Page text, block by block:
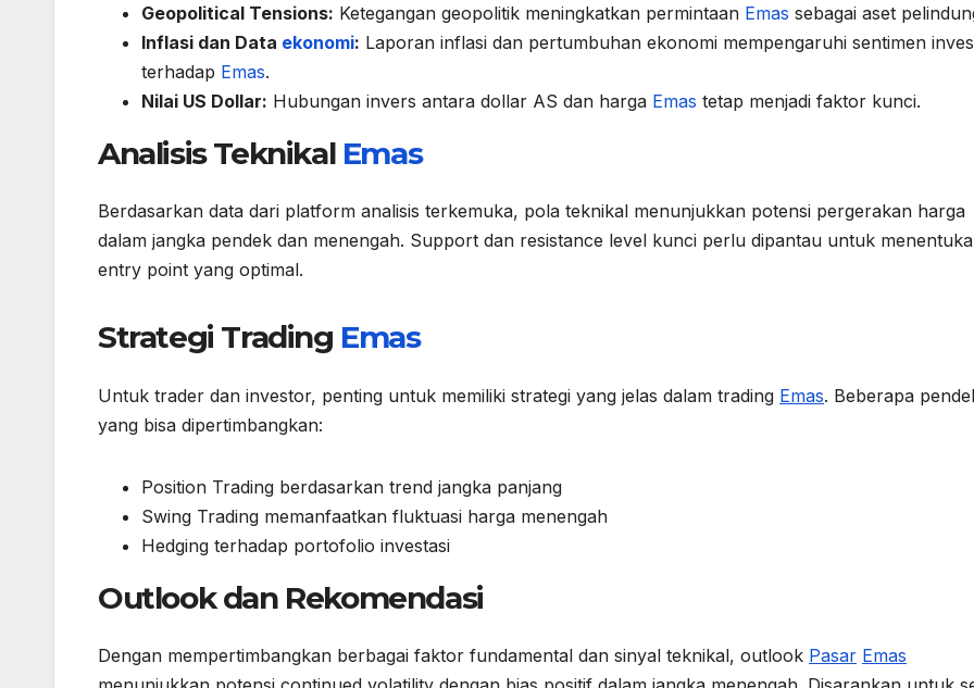
Geopolitical Tensions: Ketegangan geopolitik meningkatkan permintaan Emas sebagai aset
Inflasi dan Data ekonomi: Laporan inflasi dan pertumbuhan ekonomi mempengaruhi sentimen
terhadap Emas.
Nilai US Dollar: Hubungan invers antara dollar AS dan harga Emas tetap menjadi faktor kunci.
Analisis Teknikal Emas
Berdasarkan data dari platform analisis terkemuka, pola teknikal menunjukkan potensi pergerakan harga
dalam jangka pendek dan menengah. Support dan resistance level kunci perlu dipantau untuk
entry point yang optimal.
Strategi Trading Emas
Untuk trader dan investor, penting untuk memiliki strategi yang jelas dalam trading Emas. Beberapa
yang bisa dipertimbangkan:
Position Trading berdasarkan trend jangka panjang
Swing Trading memanfaatkan fluktuasi harga menengah
Hedging terhadap portofolio investasi
Outlook dan Rekomendasi
Dengan mempertimbangkan berbagai faktor fundamental dan sinyal teknikal, outlook Pasar Emas